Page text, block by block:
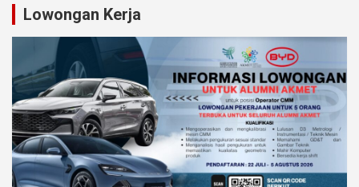
Lowongan Kerja